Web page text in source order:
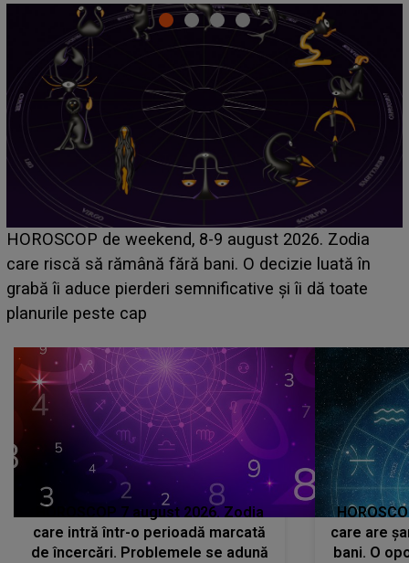
Emanuel a ținut ACEST DETALIU ASCUNS până
acum! În fața Alexandrei, concurentul din Casa Iubirii
face o MĂRTURISIRE NEAȘTEPTATĂ despre mama
sa: "I-am spus și ei în față, eu nu te iubesc pentru
HOROSCOP 7 august 2026. Zodia
care intră într-o perioadă marcată
de încercări. Problemele se adună
care are
bani. O